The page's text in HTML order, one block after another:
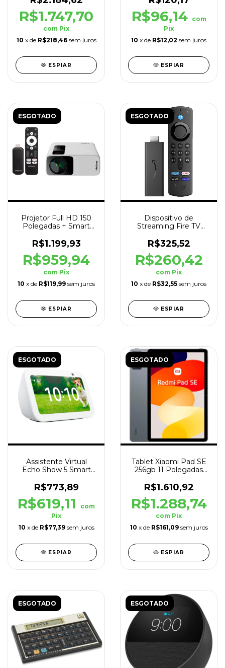
R$1.747,70
com Pix
10 x de R$218,46 sem juros
ESPIAR
R$96,14 com
Pix
10 x de R$12,02 sem juros
ESPIAR
ESGOTADO
Projetor Full HD 150
Polegadas + Smart
R$1.199,93
R$959,94
com Pix
10 x de R$119,99 sem juros
ESPIAR
ESGOTADO
Dispositivo de
Streaming Fire TV
Preto
R$325,52
R$260,42
com Pix
10 x de R$32,55 sem juros
ESPIAR
ESGOTADO
Assistente Virtual
Echo Show 5 Smart
R$773,89
R$619,11
com
Pix
10 x de R$77,39 sem juros
ESPIAR
ESGOTADO
Tablet Xiaomi Pad SE
256gb 11 Polegadas
R$1.610,92
R$1.288,74
com Pix
10 x de R$161,09 sem juros
ESPIAR
ESGOTADO ESGOTADO